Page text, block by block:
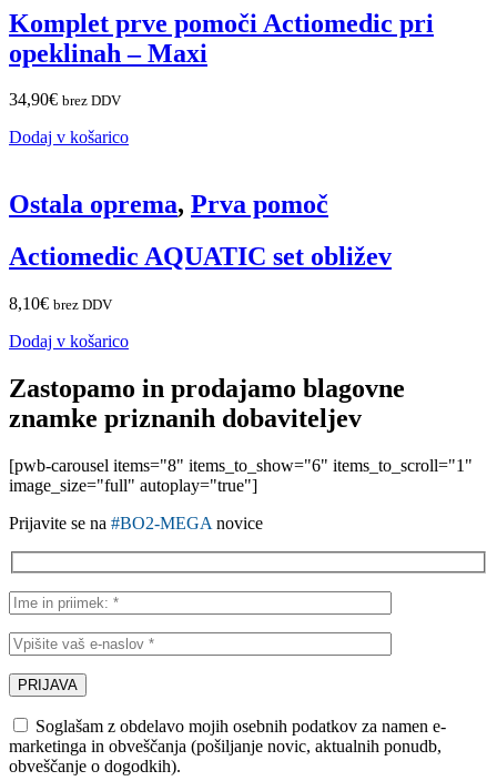
Komplet prve pomoči Actiomedic pri
opeklinah – Maxi
34,90€ brez DDV
Dodaj v košarico
Ostala oprema, Prva pomoč
Actiomedic AQUATIC set obližev
8,10€ brez DDV
Dodaj v košarico
Zastopamo in prodajamo blagovne
znamke priznanih dobaviteljev
[pwb-carousel items="8" items_to_show="6" items_to_scroll="1"
image_size="full" autoplay="true"]
Prijavite se na #BO2-MEGA novice
Soglašam z obdelavo mojih osebnih podatkov za namen e-
marketinga in obveščanja (pošiljanje novic, aktualnih ponudb,
obveščanje o dogodkih).